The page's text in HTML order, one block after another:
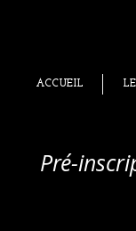
ACCUEIL
Pré-